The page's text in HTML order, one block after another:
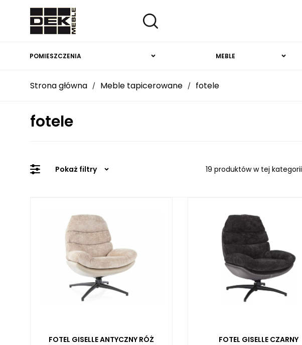
POMIESZCZENIA MEBLE
Strona główna / Meble tapicerowane / fotele
fotele
Pokaż filtry 19 produktów w tej kategorii
FOTEL GISELLE ANTYCZNY RÓŻ FOTEL GISELLE CZARNY